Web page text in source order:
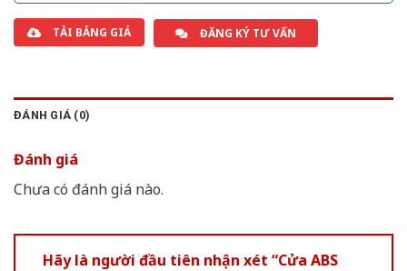
TẢI BẢNG GIÁ ĐĂNG KÝ TƯ VẤN
ĐÁNH GIÁ (0)
Đánh giá
Chưa có đánh giá nào.
Hãy là người đầu tiên nhận xét “Cửa ABS